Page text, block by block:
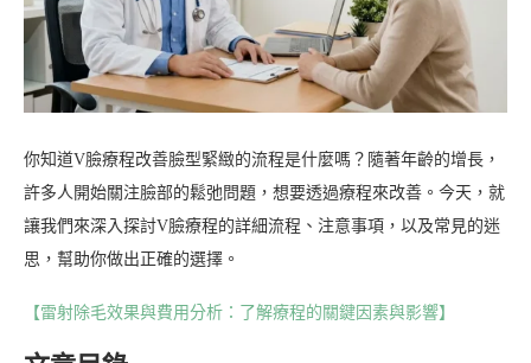
你知道V臉療程改善臉型緊緻的流程是什麼嗎？隨著年齡的增長，
許多人開始關注臉部的鬆弛問題，想要透過療程來改善。今天，就
讓我們來深入探討V臉療程的詳細流程、注意事項，以及常見的迷
思，幫助你做出正確的選擇。
【雷射除毛效果與費用分析：了解療程的關鍵因素與影響】